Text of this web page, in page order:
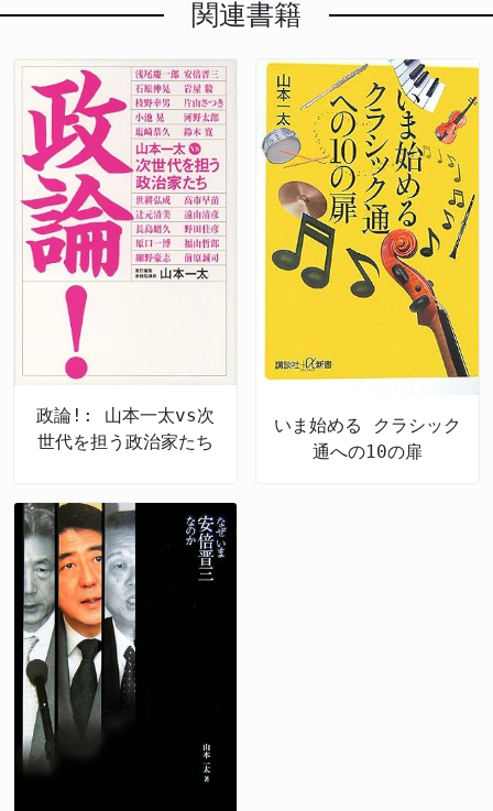
関連書籍
政論!: 山本一太vs次
世代を担う政治家たち
いま始める クラシック
通への10の扉